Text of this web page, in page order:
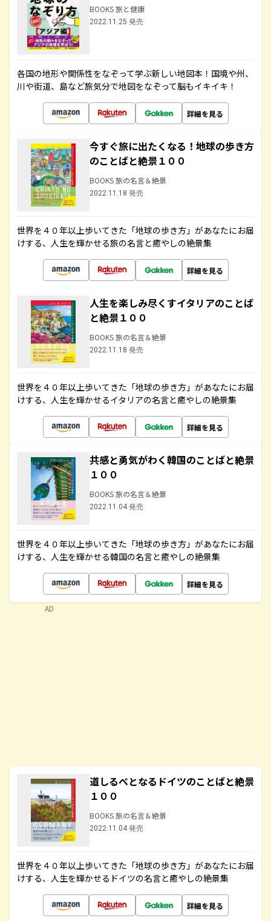
BOOKS 旅と健康
2022.11.25 発売
各国の地形や関係性をなぞって学ぶ新しい地図本！国境や州、
川や街道、島など旅気分で地図をなぞって脳もイキイキ！
詳細を見る
今すぐ旅に出たくなる！地球の歩き方
のことばと絶景１００
BOOKS 旅の名言＆絶景
2022.11.18 発売
世界を４０年以上歩いてきた「地球の歩き方」があなたにお届
けする、人生を輝かせる旅の名言と癒やしの絶景集
詳細を見る
人生を楽しみ尽くすイタリアのことば
と絶景１００
BOOKS 旅の名言＆絶景
2022.11.18 発売
世界を４０年以上歩いてきた「地球の歩き方」があなたにお届
けする、人生を輝かせるイタリアの名言と癒やしの絶景集
詳細を見る
共感と勇気がわく韓国のことばと絶景
１００
BOOKS 旅の名言＆絶景
2022.11.04 発売
世界を４０年以上歩いてきた「地球の歩き方」があなたにお届
けする、人生を輝かせる韓国の名言と癒やしの絶景集
詳細を見る
道しるべとなるドイツのことばと絶景
１００
BOOKS 旅の名言＆絶景
2022.11.04 発売
世界を４０年以上歩いてきた「地球の歩き方」があなたにお届
けする、人生を輝かせるドイツの名言と癒やしの絶景集
詳細を見る
AD